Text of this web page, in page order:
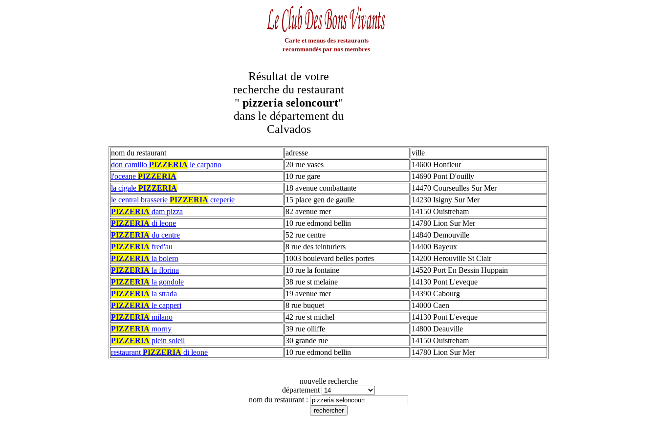
Carte et menus des restaurants
recommandés par nos membres
Résultat de votre
recherche du restaurant
" pizzeria seloncourt"
dans le département du
Calvados
nom du restaurant adresse
ville
don camillo PIZZERIA le carpano 20 rue vases
14600 Honfleur
l'oceane PIZZERIA 10 rue gare
14690 Pont D'ouilly
la cigale PIZZERIA 18 avenue combattante
14470 Courseulles Sur Mer
le central brasserie PIZZERIA creperie 15 place gen de gaulle
14230 Isigny Sur Mer
PIZZERIA dam pizza 82 avenue mer
14150 Ouistreham
PIZZERIA di leone 10 rue edmond bellin
14780 Lion Sur Mer
PIZZERIA du centre 52 rue centre
14840 Demouville
PIZZERIA fred'au 8 rue des teinturiers
14400 Bayeux
PIZZERIA la bolero 1003 boulevard belles portes
14200 Herouville St Clair
PIZZERIA la florina 10 rue la fontaine
14520 Port En Bessin Huppain
PIZZERIA la gondole 38 rue st melaine
14130 Pont L'eveque
PIZZERIA la strada 19 avenue mer
14390 Cabourg
PIZZERIA le capperi 8 rue buquet
14000 Caen
PIZZERIA milano 42 rue st michel
14130 Pont L'eveque
PIZZERIA morny 39 rue olliffe
14800 Deauville
PIZZERIA plein soleil 30 grande rue
14150 Ouistreham
restaurant PIZZERIA di leone 10 rue edmond bellin 14780 Lion Sur Mer
nouvelle recherche
département
nom du restaurant :